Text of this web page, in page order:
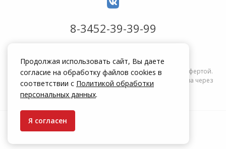
8-3452-39-39-99
Информация на сайте zakrepi.ru не является публичной офертой.
Указанные цены действуют только при оформлении заказа через
интернет-магазин zakrepi.ru.
© КрепыЖ, 2004 — 2026
Продолжая использовать сайт, Вы даете
согласие на обработку файлов cookies в
соответствии с Политикой обработки
персональных данных.
Я согласен